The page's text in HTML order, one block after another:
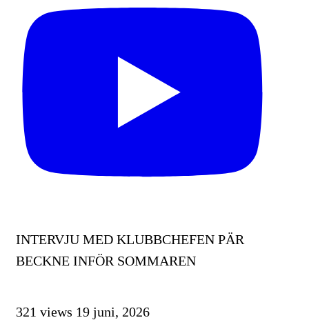
INTERVJU MED KLUBBCHEFEN PÄR
BECKNE INFÖR SOMMAREN
321 views 19 juni, 2026